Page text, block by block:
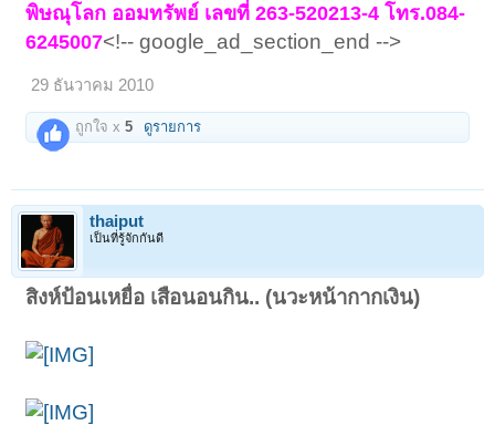
พิษณุโลก ออมทรัพย์ เลขที่ 263-520213-4 โทร.084-
6245007<!-- google_ad_section_end -->
29 ธันวาคม 2010
ถูกใจ x5 ดูรายการ
thaiput
เป็นที่รู้จักกันดี
สิงห์ป้อนเหยื่อ เสือนอนกิน.. (นวะหน้ากากเงิน)